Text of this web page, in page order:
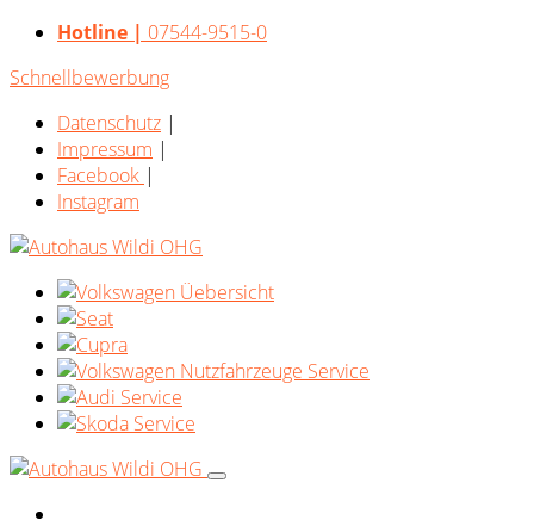
Hotline | 07544-9515-0
Schnellbewerbung
Datenschutz |
Impressum |
Facebook |
Instagram